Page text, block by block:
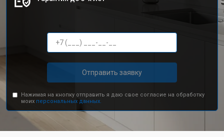
Отправить заявку
Нажимая на кнопку отправить я даю свое согласие на обработку
моих персональных данных.